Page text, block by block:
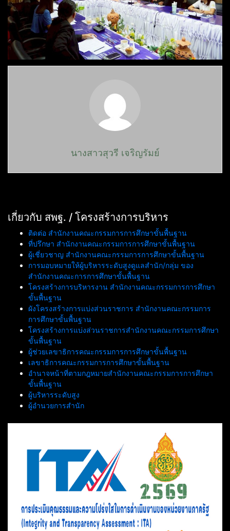
นางสาวสุวรี เจริญรัมย์
เกี่ยวกับ สพฐ. / โครงสร้างการบริหาร
ติดต่อ สำนักงานคณะกรรมการการศึกษาขั้นพื้นฐาน
ที่ปรึกษา สำนักงานคณะกรรมการการศึกษาขั้นพื้นฐาน
ผู้เชี่ยวชาญ สำนักงานคณะกรรมการการศึกษาขั้นพื้นฐาน
การมอบหมายให้ผู้บริหารระดับสูงดูแลสำนัก/กลุ่ม ของ
สำนักงานคณะการการศึกษาขั้นพื้นฐาน
โครงสร้างการบริหารงาน สำนักงานคณะกรรมการการศึกษา
ขั้นพื้นฐาน
ผังโครงสร้างการแบ่งส่วนราชการ สำนักงานคณะกรรมการ
การศึกษาขั้นพื้นฐาน
โครงสร้างการแบ่งส่วนราชการสำนักงานคณะกรรมการศึกษา
ขั้นพื้นฐาน
ผู้ช่วยเลขาธิการคณะกรรมการการศึกษาขั้นพื้นฐาน
เลขาธิการคณะกรรมการการศึกษาขั้นพื้นฐาน
อำนาจหน้าที่ตามกฎหมายสำนักงานคณะกรรมการการศึกษา
ขั้นพื้นฐาน
ผู้บริหารระดับสูง
ผู้อำนวยการสำนัก